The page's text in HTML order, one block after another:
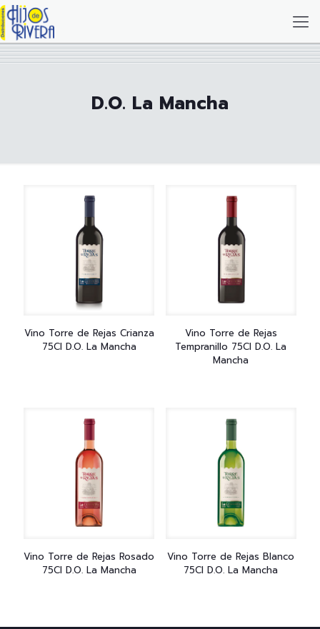
D.O. La Mancha
Vino Torre de Rejas Crianza
75Cl D.O. La Mancha
Vino Torre de Rejas
Tempranillo 75Cl D.O. La
Mancha
Vino Torre de Rejas Rosado
75Cl D.O. La Mancha
Vino Torre de Rejas Blanco
75Cl D.O. La Mancha